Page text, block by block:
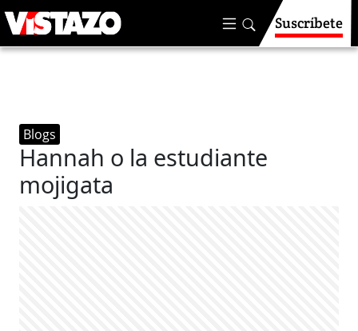
Suscríbete
Blogs
Hannah o la estudiante
mojigata